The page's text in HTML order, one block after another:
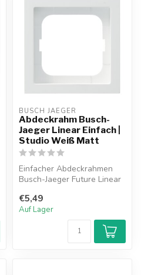
BUSCH JAEGER
Abdeckrahm Busch-
Jaeger Linear Einfach |
Studio Weiß Matt
Einfacher Abdeckrahmen
Busch-Jaeger Future Linear
€5,49
Auf Lager